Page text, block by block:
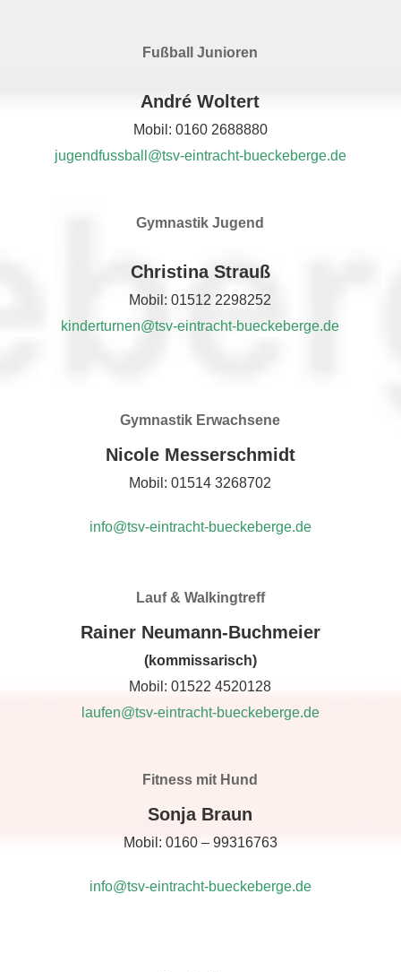
Fußball Junioren
André Woltert
Mobil: 0160 2688880
jugendfussball@tsv-eintracht-bueckeberge.de
Gymnastik Jugend
Christina Strauß
Mobil: 01512 2298252
kinderturnen@tsv-eintracht-bueckeberge.de
Gymnastik Erwachsene
Nicole Messerschmidt
Mobil: 01514 3268702
info@tsv-eintracht-bueckeberge.de
Lauf & Walkingtreff
Rainer Neumann-Buchmeier
(kommissarisch)
Mobil: 01522 4520128
laufen@tsv-eintracht-bueckeberge.de
Fitness mit Hund
Sonja Braun
Mobil: 0160 – 99316763
info@tsv-eintracht-bueckeberge.de